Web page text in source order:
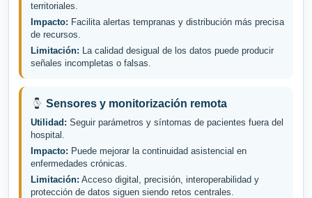
territoriales.
Impacto: Facilita alertas tempranas y distribución más precisa
de recursos.
Limitación: La calidad desigual de los datos puede producir
señales incompletas o falsas.
Sensores y monitorización remota
Utilidad: Seguir parámetros y síntomas de pacientes fuera del
hospital.
Impacto: Puede mejorar la continuidad asistencial en
enfermedades crónicas.
Limitación: Acceso digital, precisión, interoperabilidad y
protección de datos siguen siendo retos centrales.